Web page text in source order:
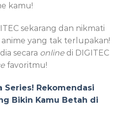
kamu!
sekarang dan nikmati
yang tak terlupakan!
secara online di DIGITEC
favoritmu!
Series! Rekomendasi
Bikin Kamu Betah di